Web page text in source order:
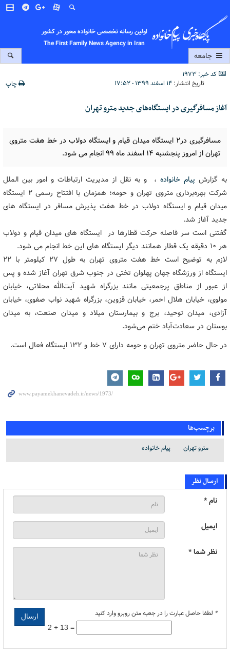
اولین رسانه تخصصی خانواده محور در کشور
The First Family News Agency in Iran
جامعه
کد خبر: 1973
تاریخ انتشار: ۱۴ اسفند ۱۳۹۹ - ۱۷:۵۲ چاپ
آغاز مسافرگیری در ایستگاه‌های جدید مترو تهران
مسافرگیری در۲ ایستگاه میدان قیام و ایستگاه دولاب در خط هفت متروی
تهران از امروز پنجشنبه ١۴ اسفند ماه ٩٩ انجام می شود.
به گزارش پیام خانواده ، و به نقل از مدیریت ارتباطات و امور بین الملل
شرکت بهره‌برداری متروی تهران و حومه؛ همزمان با افتتاح رسمی ۲ ایستگاه
میدان قیام و ایستگاه دولاب در خط هفت پذیرش مسافر در ایستگاه های
جدید آغاز شد.
گفتنی است سر فاصله حرکت قطارها در ایستگاه های میدان قیام و دولاب
هر ۱۰ دقیقه یک قطار همانند دیگر ایستگاه های این خط انجام می شود.
لازم به توضیح است خط هفت متروی تهران به ‌طول ۲۷ کیلومتر با ۲۲
ایستگاه از ورزشگاه جهان پهلوان تختی در جنوب شرق تهران آغاز شده و پس
از عبور از مناطق پرجمعیتی مانند بزرگراه شهید آیت‌الله محلاتی، خیابان
مولوی، خیابان هلال احمر، خیابان قزوین، بزرگراه شهید نواب صفوی، خیابان
آزادی، میدان توحید، برج و بیمارستان میلاد و میدان صنعت، به میدان
بوستان در سعادت‌آباد ختم می‌شود.
در حال حاضر متروی تهران و حومه دارای ۷ خط و ١٣٢ ایستگاه فعال است.
برچسب‌ها
مترو تهران پیام خانواده
ارسال نظر
نام *
ایمیل
نظر شما *
* لطفا حاصل عبارت را در جعبه متن روبرو وارد کنید
2 + 13 =